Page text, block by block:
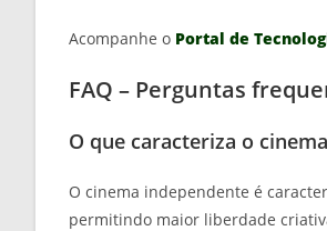
Acompanhe o Portal de
FAQ – Perguntas
O que caracteriza o
O cinema independente é
permitindo maior liberdade